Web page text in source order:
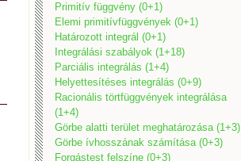
Primitív függvény (0+1)
Elemi primitívfüggvények (0+1)
Határozott integrál (0+1)
Integrálási szabályok (1+18)
Parciális integrálás (1+4)
Helyettesítéses integrálás (0+9)
Racionális törtfüggvények integrálása
(1+4)
Görbe alatti terület meghatározása (1+3)
Görbe ívhosszának számítása (0+3)
Forgástest felszíne (0+3)